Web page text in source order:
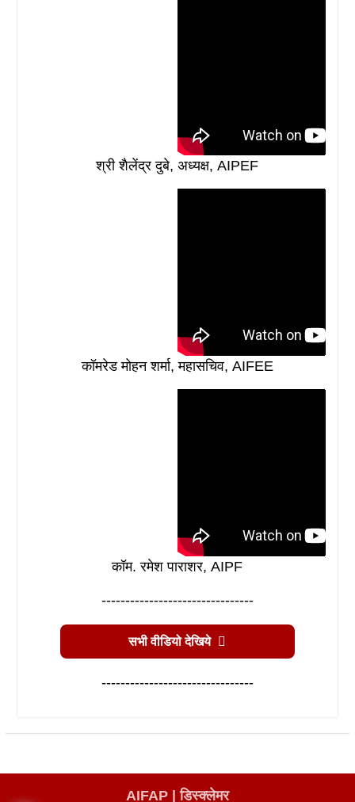
श्री शैलेंद्र दुबे, अध्यक्ष, AIPEF
कॉमरेड मोहन शर्मा, महासचिव, AIFEE
कॉम. रमेश पाराशर, AIPF
--------------------------------
सभी वीडियो देखिये
--------------------------------
AIFAP |डिस्क्लेमर